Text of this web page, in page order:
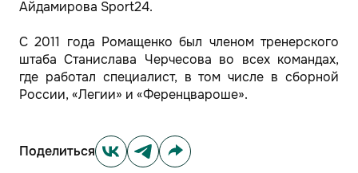
Айдамирова Sport24.
С 2011 года Ромащенко был членом тренерского
штаба Станислава Черчесова во всех командах,
где работал специалист, в том числе в сборной
России, «Легии» и «Ференцвароше».
Поделиться